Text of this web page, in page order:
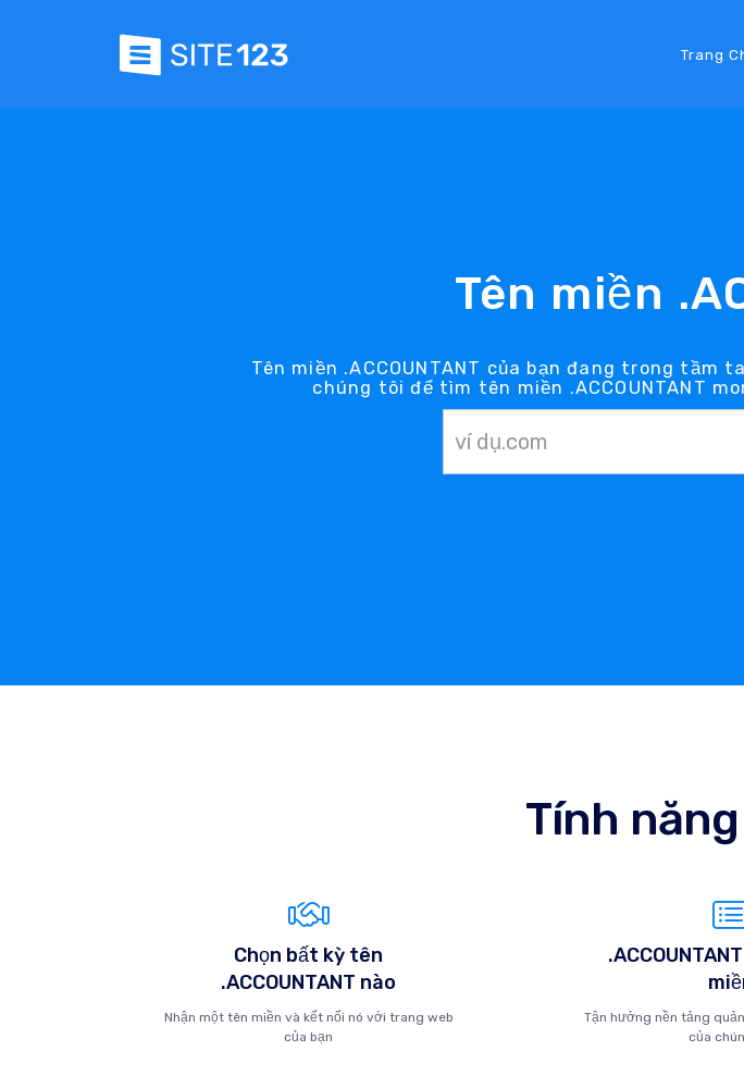
Trang
Tên miền
Tên miền .ACCOUNTANT của bạn đang trong tầm
chúng tôi để tìm tên miền .ACCOUNTANT
Tính
Chọn bất kỳ tên
.ACCOUNTANT nào
Nhận một tên miền và kết nối nó với trang web
của bạn
Tận hưởng nền tảng
của